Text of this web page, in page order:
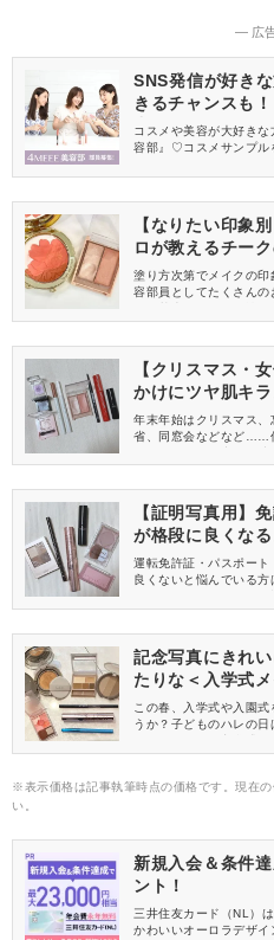
― 広
SNS発信が好き
きるチャンスも
中
コスメや美容が大好き
容部』♡コスメサンプル
【なりたい印象
ロが教えるチー
塗り方次第でメイクの
容部員としてたくさんの
紹介します。ぜひ毎日
【クリスマス・
かけにツヤ肌キ
年末年始はクリスマス
省、同窓会などなど……
ク』を、プチプラコス
【証明写真用】
が格段に良くな
運転免許証・パスポート
良くないと悩んでいる
がち……。そこで今回は
記念写真にきれ
たりな＜入学式メ
この春、入学式や入園
うか？子どものハレの日
にしてくださいね。
※表示価格は記事執筆時点の価格です。現在
い。
新規入会＆条件
ント！
三井住友カード（NL）
かわいいオーロラデザイ